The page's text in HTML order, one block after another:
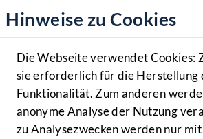
Hilfe
Benutzer
Navigationsmenü öffnen
MENÜ
Hinweise zu Cookies
Die Webseite verwendet Cookies:
sie erforderlich für die Herstellung
Funktionalität. Zum anderen
anonyme Analyse der Nutzung
zu Analysezwecken werden nur